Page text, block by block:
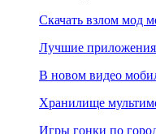
Скачать взлом мод
Лучшие
В новом видео
Хранилище
Игры гонки по